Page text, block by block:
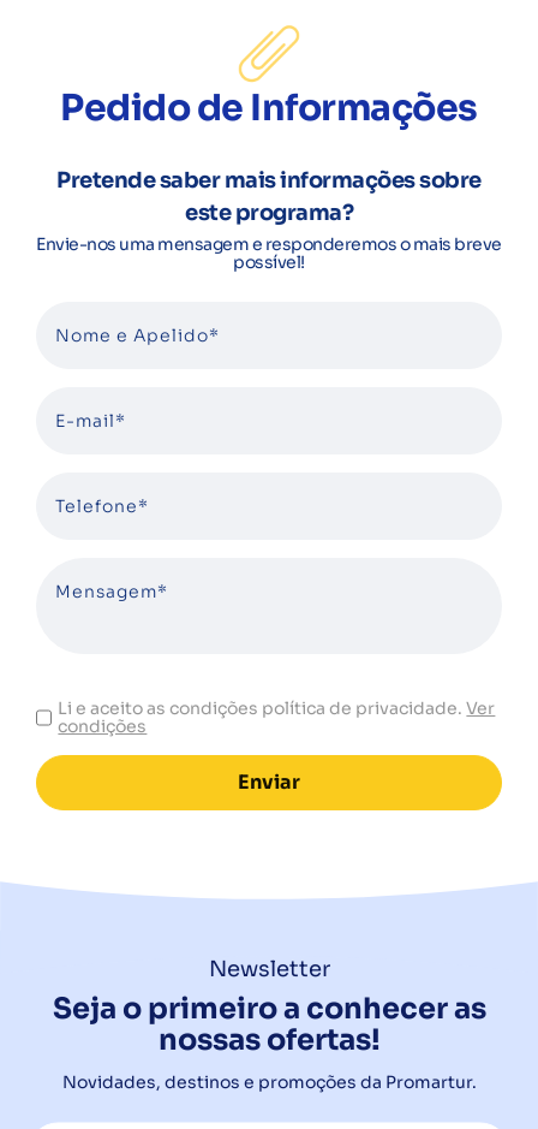
Pedido de Informações
Pretende saber mais informações sobre
este programa?
Envie-nos uma mensagem e responderemos o mais breve
possível!
Li e aceito as condições política de privacidade.Ver
condições
Enviar
Newsletter
Seja o primeiro a conhecer as
nossas ofertas!
Novidades, destinos e promoções da Promartur.